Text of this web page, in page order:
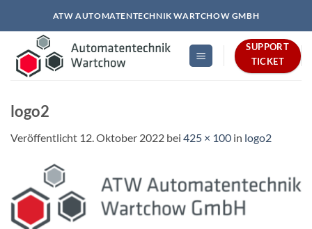
springen
ATW AUTOMATENTECHNIK WARTCHOW GMBH
SUPPORT
TICKET
logo2
Veröffentlicht 12. Oktober 2022 bei 425 × 100 in logo2